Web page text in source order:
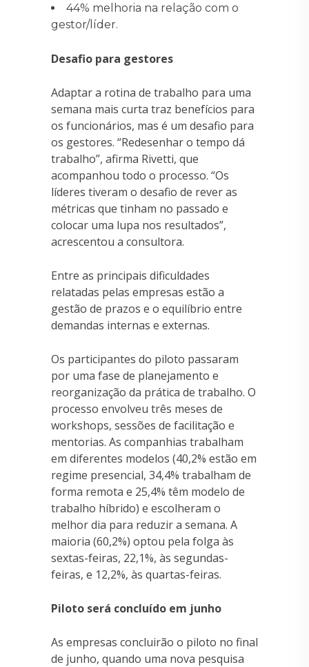
44% melhoria na relação com o
gestor/líder.
Desafio para gestores
Adaptar a rotina de trabalho para uma
semana mais curta traz benefícios para
os funcionários, mas é um desafio para
os gestores. “Redesenhar o tempo dá
trabalho”, afirma Rivetti, que
acompanhou todo o processo. “Os
líderes tiveram o desafio de rever as
métricas que tinham no passado e
colocar uma lupa nos resultados”,
acrescentou a consultora.
Entre as principais dificuldades
relatadas pelas empresas estão a
gestão de prazos e o equilíbrio entre
demandas internas e externas.
Os participantes do piloto passaram
por uma fase de planejamento e
reorganização da prática de trabalho. O
processo envolveu três meses de
workshops, sessões de facilitação e
mentorias. As companhias trabalham
em diferentes modelos (40,2% estão em
regime presencial, 34,4% trabalham de
forma remota e 25,4% têm modelo de
trabalho híbrido) e escolheram o
melhor dia para reduzir a semana. A
maioria (60,2%) optou pela folga às
sextas-feiras, 22,1%, às segundas-
feiras, e 12,2%, às quartas-feiras.
Piloto será concluído em junho
As empresas concluirão o piloto no final
de junho, quando uma nova pesquisa